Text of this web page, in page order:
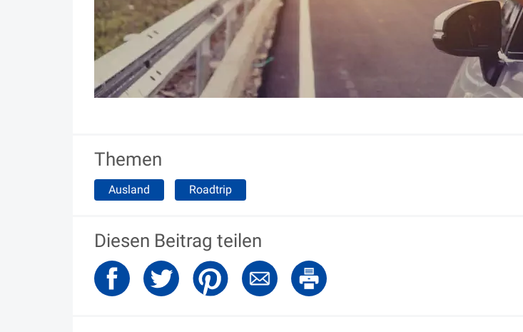
Themen
Ausland Roadtrip
Diesen Beitrag teilen